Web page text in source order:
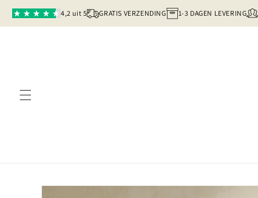
naar de
content
4,2 uit 5 GRATIS VERZENDING 1-3 DAGEN LEVERING